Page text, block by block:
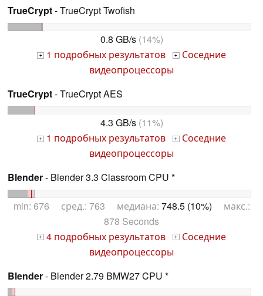
TrueCrypt- TrueCrypt Twofish
0.8 GB/s(14%)
+ 1 подробных результатов + Соседние
видеопроцессоры
TrueCrypt- TrueCrypt AES
4.3 GB/s(11%)
+ 1 подробных результатов + Соседние
видеопроцессоры
Blender- Blender 3.3 Classroom CPU *
min: 676 сред.: 763 медиана: 748.5 (10%) макс.:
878 Seconds
+ 4 подробных результатов + Соседние
видеопроцессоры
Blender- Blender 2.79 BMW27 CPU *